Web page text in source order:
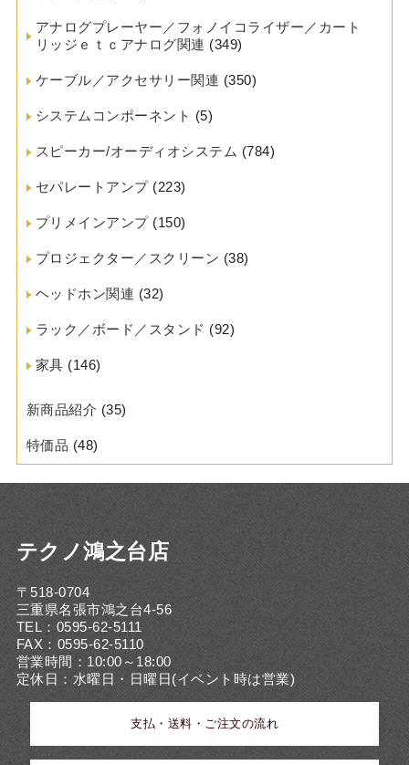
アナログプレーヤー／フォノイコライザー／カート
リッジｅｔｃアナログ関連 (349)
ケーブル／アクセサリー関連 (350)
システムコンポーネント (5)
スピーカー/オーディオシステム (784)
セパレートアンプ(223)
プリメインアンプ(150)
プロジェクター／スクリーン (38)
ヘッドホン関連 (32)
ラック／ボード／スタンド (92)
家具 (146)
新商品紹介 (35)
特価品 (48)
テクノ鴻之台店
〒518-0704
三重県名張市鴻之台4-56
TEL：0595-62-5111
FAX：0595-62-5110
営業時間：10:00～18:00
定休日：水曜日・日曜日(イベント時は営業)
支払・送料・ご注文の流れ